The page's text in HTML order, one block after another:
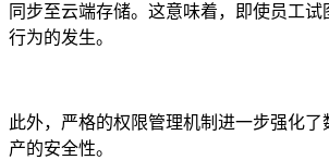
同步至云端存储。这意味着，即使员工
行为的发生。
此外，严格的权限管理机制进一步强化
产的安全性。